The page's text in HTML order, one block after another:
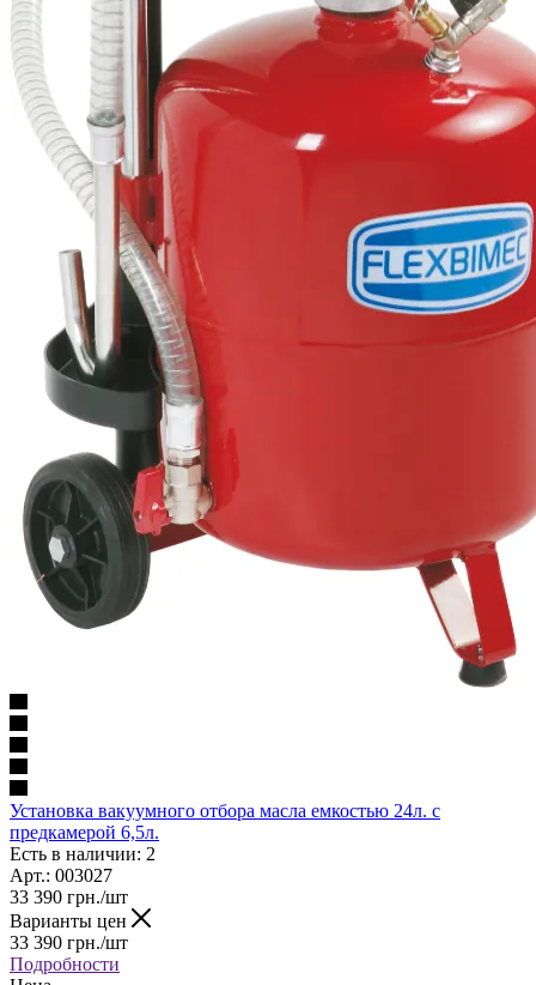
Установка вакуумного отбора масла емкостью 24л. с
предкамерой 6,5л.
Есть в наличии: 2
Арт.: 003027
33 390 грн./шт
Варианты цен
33 390 грн./шт
Подробности